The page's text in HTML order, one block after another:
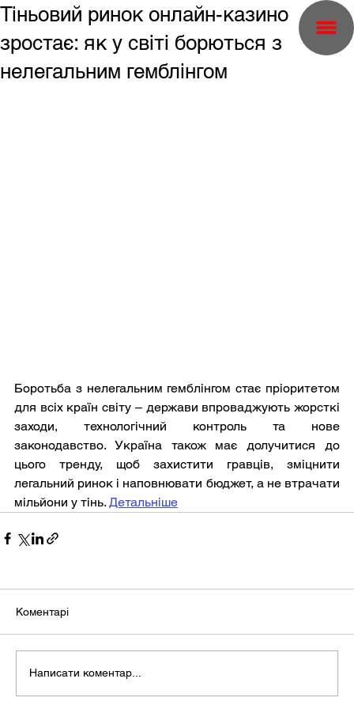
Тіньовий ринок онлайн-казино
зростає: як у світі борються з
нелегальним гемблінгом
Боротьба з нелегальним гемблінгом стає пріоритетом
для всіх країн світу – держави впроваджують жорсткі
заходи, технологічний контроль та нове
законодавство. Україна також має долучитися до
цього тренду, щоб захистити гравців, зміцнити
легальний ринок і наповнювати бюджет, а не втрачати
мільйони у тінь. Детальніше
Коментарі
Написати коментар...